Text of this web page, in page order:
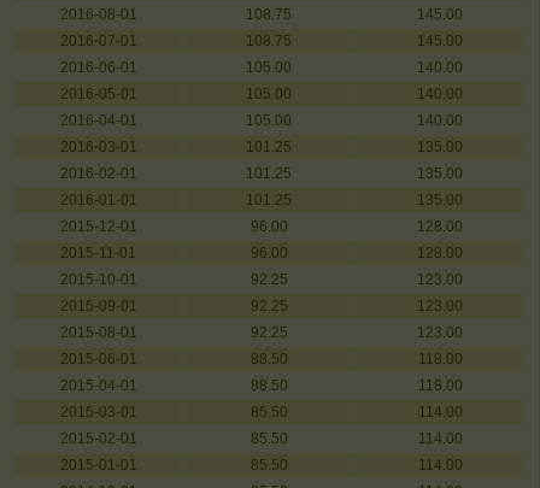
2016-08-01
108.75
145.00
2016-07-01
108.75
145.00
2016-06-01
105.00
140.00
2016-05-01
105.00
140.00
2016-04-01
105.00
140.00
2016-03-01
101.25
135.00
2016-02-01
101.25
135.00
2016-01-01
101.25
135.00
2015-12-01
96.00
128.00
2015-11-01
96.00
128.00
2015-10-01
92.25
123.00
2015-09-01
92.25
123.00
2015-08-01
92.25
123.00
2015-06-01
88.50
118.00
2015-04-01
88.50
118.00
2015-03-01
85.50
114.00
2015-02-01
85.50
114.00
2015-01-01
85.50
114.00